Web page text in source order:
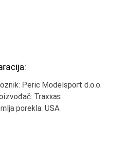
Peric Modelsport d.o.o.
Traxxas
porekla: USA